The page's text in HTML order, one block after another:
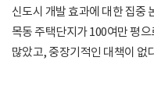
신도시 개발 효과에 대한 집중
목동 주택단지가 100여만 평
많았고, 중장기적인 대책이 없